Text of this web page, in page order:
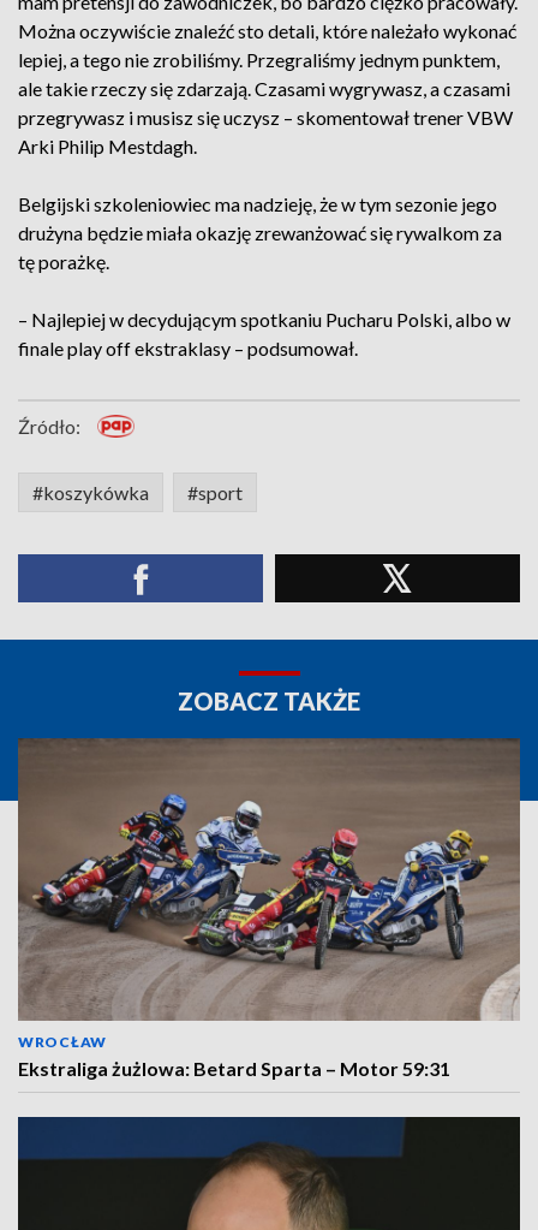
Można oczywiście znaleźć sto detali, które należało wykonać
lepiej, a tego nie zrobiliśmy. Przegraliśmy jednym punktem,
ale takie rzeczy się zdarzają. Czasami wygrywasz, a czasami
przegrywasz i musisz się uczysz – skomentował trener VBW
Arki Philip Mestdagh.
Belgijski szkoleniowiec ma nadzieję, że w tym sezonie jego
drużyna będzie miała okazję zrewanżować się rywalkom za
tę porażkę.
– Najlepiej w decydującym spotkaniu Pucharu Polski, albo w
finale play off ekstraklasy – podsumował.
Źródło:
#koszykówka #sport
ZOBACZ TAKŻE
WROCŁAW
Ekstraliga żużlowa: Betard Sparta – Motor 59:31